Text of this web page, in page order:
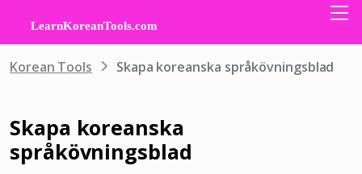
Korean Tools Skapa koreanska språkövningsblad
Skapa koreanska
språkövningsblad